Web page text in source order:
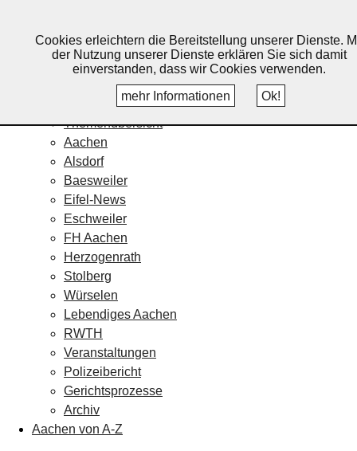
Home
Veranstaltungskalender
Themenübersicht
Aachen
Alsdorf
Baesweiler
Eifel-News
Eschweiler
FH Aachen
Herzogenrath
Stolberg
Würselen
Lebendiges Aachen
RWTH
Veranstaltungen
Polizeibericht
Gerichtsprozesse
Archiv
Aachen von A-Z
Cookies erleichtern die Bereitstellung unserer Dienste.
der Nutzung unserer Dienste erklären Sie sich damit
einverstanden, dass wir Cookies verwenden.
mehr Informationen
Ok!